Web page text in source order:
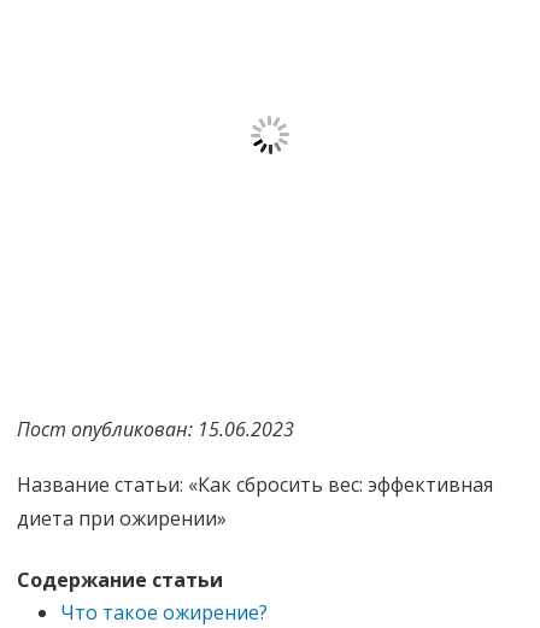
Пост опубликован: 15.06.2023
Название статьи: «Как сбросить вес: эффективная
диета при ожирении»
Содержание статьи
Что такое ожирение?